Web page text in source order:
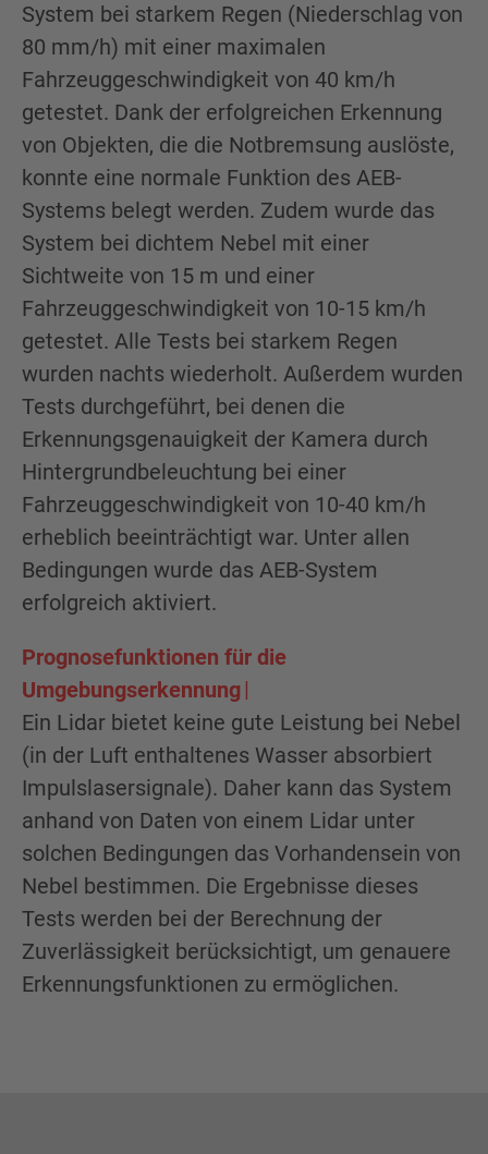
System bei starkem Regen (Niederschlag von
80 mm/h) mit einer maximalen
Fahrzeuggeschwindigkeit von 40 km/h
getestet. Dank der erfolgreichen Erkennung
von Objekten, die die Notbremsung auslöste,
konnte eine normale Funktion des AEB-
Systems belegt werden. Zudem wurde das
System bei dichtem Nebel mit einer
Sichtweite von 15 m und einer
Fahrzeuggeschwindigkeit von 10-15 km/h
getestet. Alle Tests bei starkem Regen
wurden nachts wiederholt. Außerdem wurden
Tests durchgeführt, bei denen die
Erkennungsgenauigkeit der Kamera durch
Hintergrundbeleuchtung bei einer
Fahrzeuggeschwindigkeit von 10-40 km/h
erheblich beeinträchtigt war. Unter allen
Bedingungen wurde das AEB-System
erfolgreich aktiviert.
Prognosefunktionen für die
Umgebungserkennung
Ein Lidar bietet keine gute Leistung bei Nebel
(in der Luft enthaltenes Wasser absorbiert
Impulslasersignale). Daher kann das System
anhand von Daten von einem Lidar unter
solchen Bedingungen das Vorhandensein von
Nebel bestimmen. Die Ergebnisse dieses
Tests werden bei der Berechnung der
Zuverlässigkeit berücksichtigt, um genauere
Erkennungsfunktionen zu ermöglichen.